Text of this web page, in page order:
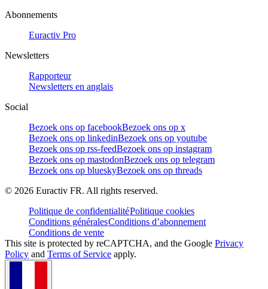
Abonnements
Euractiv Pro
Newsletters
Rapporteur
Newsletters en anglais
Social
Bezoek ons op facebookBezoek ons op x
Bezoek ons op linkedinBezoek ons op youtube
Bezoek ons op rss-feedBezoek ons op instagram
Bezoek ons op mastodonBezoek ons op telegram
Bezoek ons op blueskyBezoek ons op threads
© 2026 Euractiv FR. All rights reserved.
Politique de confidentialitéPolitique cookies
Conditions généralesConditions d’abonnement
Conditions de vente
This site is protected by reCAPTCHA, and the Google Privacy
Policy and Terms of Service apply.